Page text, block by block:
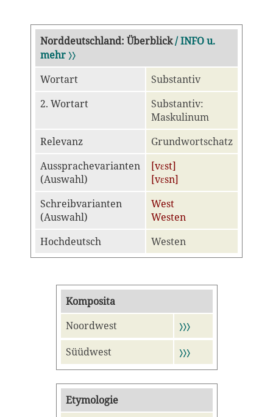
Norddeutschland: Überblick/ INFO u.
mehr 〉〉
Wortart
Substantiv
2. Wortart
Substantiv:
Maskulinum
Relevanz
Grundwortschatz
Aussprachevarianten
(Auswahl)
[vɛst]
[vɛsn]
Schreibvarianten
(Auswahl)
West
Westen
Hochdeutsch
Westen
Komposita
Noordwest
〉〉〉
Süüdwest
〉〉〉
Etymologie